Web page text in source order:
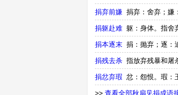
捐弃前嫌 捐弃：舍弃；嫌
捐躯赴难 躯：身体。指舍
捐本逐末 捐：抛弃；逐：
捐残去杀 指放弃残暴和屠
捐忿弃瑕 忿：怨恨。瑕：
>> 查看全部秋扇见捐成语